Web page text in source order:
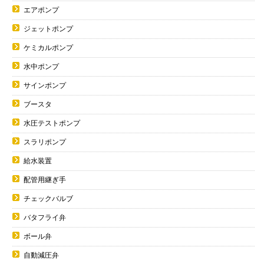
エアポンプ
ジェットポンプ
ケミカルポンプ
水中ポンプ
サインポンプ
ブースタ
水圧テストポンプ
スラリポンプ
給水装置
配管用継ぎ手
チェックバルブ
バタフライ弁
ボール弁
自動減圧弁